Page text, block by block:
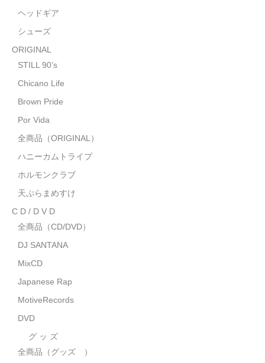
天ぷらまめすけ
C D / D V D
全商品（CD/DVD）
DJ SANTANA
Japanese Rap
MotiveRecords
グ ッ ズ
タオル・リストバンド
トートバッグ
全商品
ヘッドギア
シューズ
ORIGINAL
STILL 90’s
Chicano Life
Brown Pride
Por Vida
全商品（ORIGINAL）
ハニーカムトライプ
ホルモンクラブ
天ぷらまめすけ
C D / D V D
全商品（CD/DVD）
DJ SANTANA
MixCD
Japanese Rap
MotiveRecords
DVD
グ ッ ズ
全商品（グッズ ）